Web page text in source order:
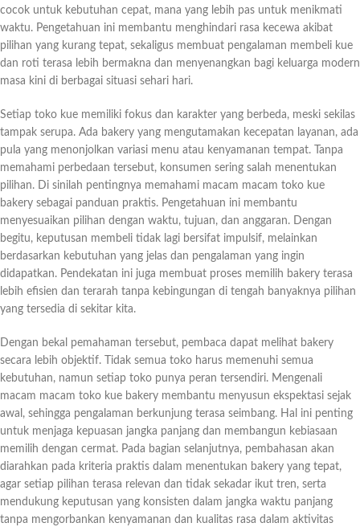
cocok untuk kebutuhan cepat, mana yang lebih pas untuk menikmati
waktu. Pengetahuan ini membantu menghindari rasa kecewa akibat
pilihan yang kurang tepat, sekaligus membuat pengalaman membeli kue
dan roti terasa lebih bermakna dan menyenangkan bagi keluarga modern
masa kini di berbagai situasi sehari hari.
Setiap toko kue memiliki fokus dan karakter yang berbeda, meski sekilas
tampak serupa. Ada bakery yang mengutamakan kecepatan layanan, ada
pula yang menonjolkan variasi menu atau kenyamanan tempat. Tanpa
memahami perbedaan tersebut, konsumen sering salah menentukan
pilihan. Di sinilah pentingnya memahami macam macam toko kue
bakery sebagai panduan praktis. Pengetahuan ini membantu
menyesuaikan pilihan dengan waktu, tujuan, dan anggaran. Dengan
begitu, keputusan membeli tidak lagi bersifat impulsif, melainkan
berdasarkan kebutuhan yang jelas dan pengalaman yang ingin
didapatkan. Pendekatan ini juga membuat proses memilih bakery terasa
lebih efisien dan terarah tanpa kebingungan di tengah banyaknya pilihan
yang tersedia di sekitar kita.
Dengan bekal pemahaman tersebut, pembaca dapat melihat bakery
secara lebih objektif. Tidak semua toko harus memenuhi semua
kebutuhan, namun setiap toko punya peran tersendiri. Mengenali
macam macam toko kue bakery membantu menyusun ekspektasi sejak
awal, sehingga pengalaman berkunjung terasa seimbang. Hal ini penting
untuk menjaga kepuasan jangka panjang dan membangun kebiasaan
memilih dengan cermat. Pada bagian selanjutnya, pembahasan akan
diarahkan pada kriteria praktis dalam menentukan bakery yang tepat,
agar setiap pilihan terasa relevan dan tidak sekadar ikut tren, serta
mendukung keputusan yang konsisten dalam jangka waktu panjang
tanpa mengorbankan kenyamanan dan kualitas rasa dalam aktivitas